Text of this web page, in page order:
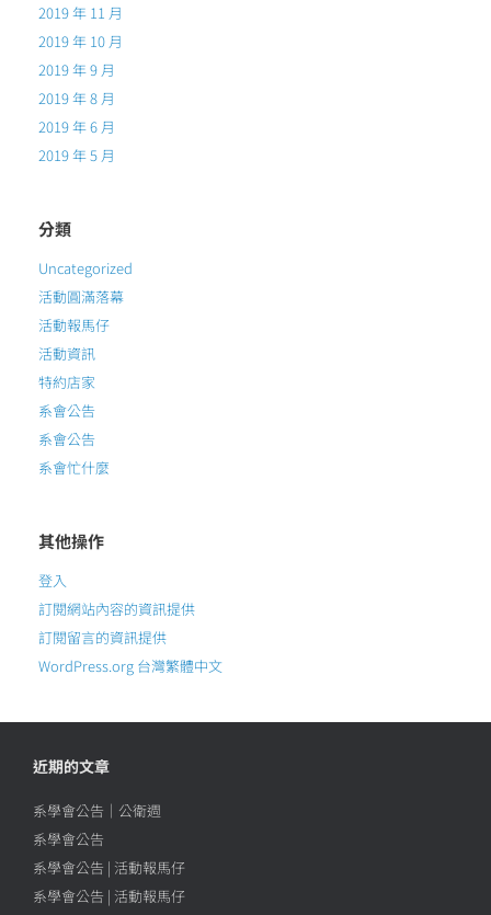
2019 年 11 月
2019 年 10 月
2019 年 9 月
2019 年 8 月
2019 年 6 月
2019 年 5 月
分類
Uncategorized
活動圓滿落幕
活動報馬仔
活動資訊
特約店家
系會公告
系會公告
系會忙什麼
其他操作
登入
訂閱網站內容的資訊提供
訂閱留言的資訊提供
WordPress.org 台灣繁體中文
近期的文章
系學會公告｜公衛週
系學會公告
系學會公告 | 活動報馬仔
系學會公告 | 活動報馬仔